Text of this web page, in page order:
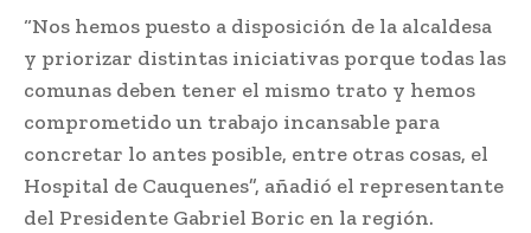
“Nos hemos puesto a disposición de la alcaldesa
y priorizar distintas iniciativas porque todas las
comunas deben tener el mismo trato y hemos
comprometido un trabajo incansable para
concretar lo antes posible, entre otras cosas, el
Hospital de Cauquenes”, añadió el representante
del Presidente Gabriel Boric en la región.